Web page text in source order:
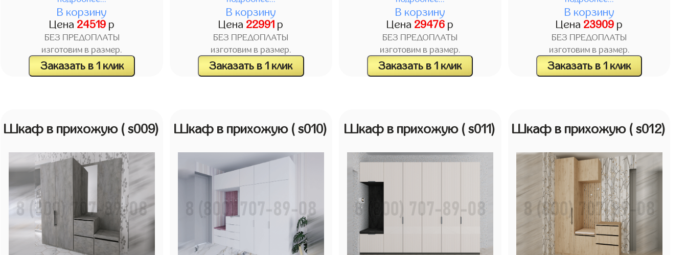
В корзину
Цена 24519 р
БЕЗ ПРЕДОПЛАТЫ
изготовим в размер.
Заказать в 1 клик
В корзину
Цена 22991 р
БЕЗ ПРЕДОПЛАТЫ
изготовим в размер.
Заказать в 1 клик
В корзину
Цена 29476 р
БЕЗ ПРЕДОПЛАТЫ
изготовим в размер.
Заказать в 1 клик
В корзину
Цена 23909 р
БЕЗ ПРЕДОПЛАТЫ
изготовим в размер.
Заказать в 1 клик
Шкаф в прихожую ( s009) Шкаф в прихожую ( s010) Шкаф в прихожую ( s011) Шкаф в прихожую ( s012)